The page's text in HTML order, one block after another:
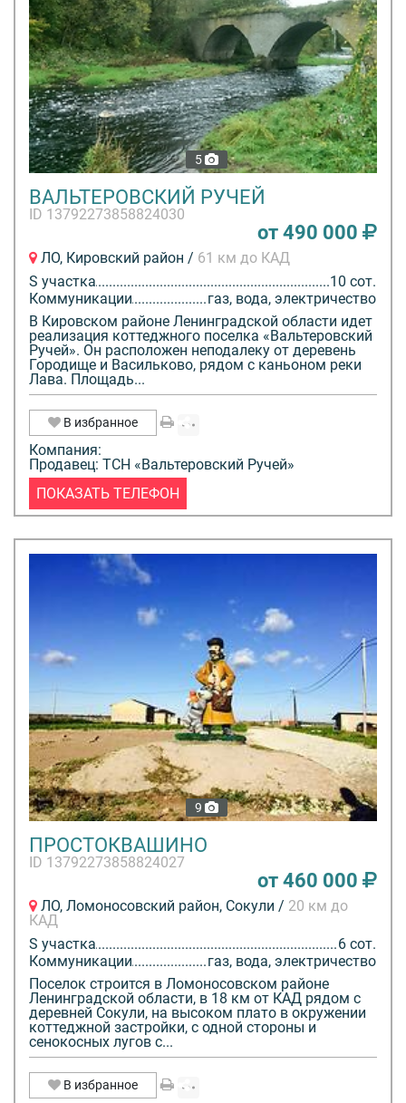
5
ВАЛЬТЕРОВСКИЙ РУЧЕЙ
ID 13792273858824030
от 490 000
ЛО, Кировский район / 61 км до КАД
S участка
10 сот.
Коммуникации
газ, вода, электричество
В Кировском районе Ленинградской области идет
реализация коттеджного поселка «Вальтеровский
Ручей». Он расположен неподалеку от деревень
Городище и Васильково, рядом с каньоном реки
Лава. Площадь...
В избранное
Компания:
Продавец: ТСН «Вальтеровский Ручей»
ПОКАЗАТЬ ТЕЛЕФОН
9
ПРОСТОКВАШИНО
ID 13792273858824027
от 460 000
ЛО, Ломоносовский район, Сокули / 20 км до
КАД
S участка
6 сот.
Коммуникации
газ, вода, электричество
Поселок строится в Ломоносовском районе
Ленинградской области, в 18 км от КАД рядом с
деревней Сокули, на высоком плато в окружении
коттеджной застройки, с одной стороны и
сенокосных лугов с...
В избранное